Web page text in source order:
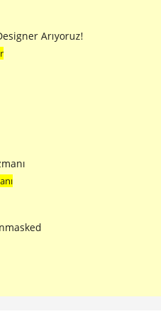
Arıyoruz!